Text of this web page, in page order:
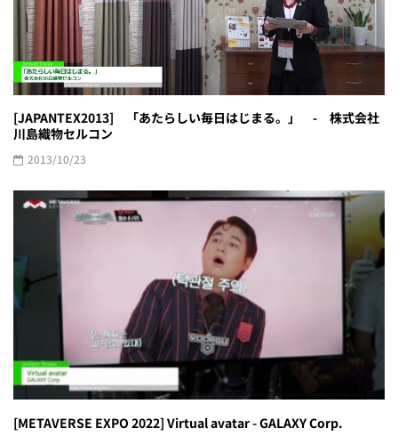
[JAPANTEX2013] 「あたらしい毎日はじまる。」 - 株式会社
川島織物セルコン
2013/10/23
[METAVERSE EXPO 2022] Virtual avatar - GALAXY Corp.